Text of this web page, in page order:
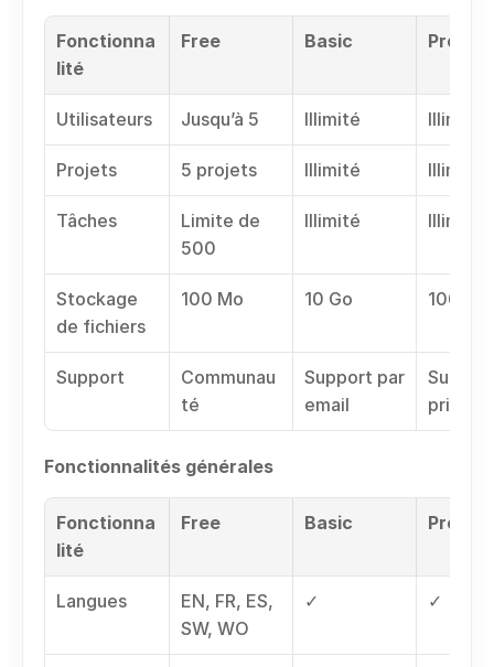
Fonctionna
lité
Free Basic Pro
Utilisateurs Jusqu’à 5 Illimité Illimité
Projets 5 projets Illimité Illimité
Tâches
Limite de
500
Illimité Illimité
Stockage
de fichiers
100 Mo 10 Go 100 Go
Support
Communau
té
Support par
email
Fonctionnalités générales
Fonctionna
lité
Free Basic Pro
Langues
EN, FR, ES,
SW, WO
✓ ✓